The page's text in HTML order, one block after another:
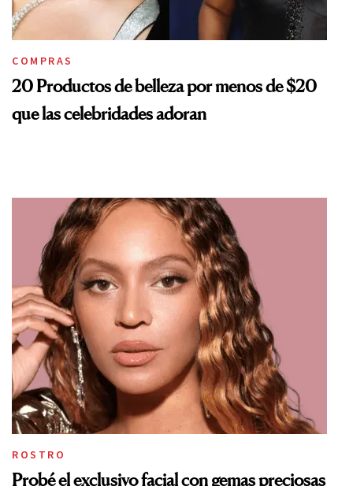
COMPRAS
20 Productos de belleza por menos de $20
que las celebridades adoran
ROSTRO
Probé el exclusivo facial con gemas preciosas